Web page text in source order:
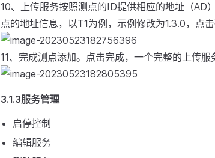
10、上传服务按照测点的ID提供相应的地址（AD
点的地址信息，以T1为例，示例修改为1.3.0，点击
11、完成测点添加。点击完成，一个完整的上传服
3.1.3服务管理
启停控制
编辑服务